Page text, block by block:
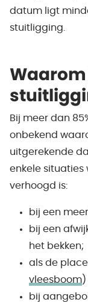
datum ligt
stuitligging.
Waarom
Bij meer dan
onbekend
uitgerekende
enkele situaties
verhoogd is:
bij een
bij een
het bekken;
als de
vleesboom
bij